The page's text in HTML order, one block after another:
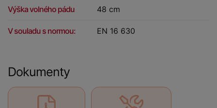
Výška volného pádu 48 cm
V souladu s normou: EN 16 630
Dokumenty